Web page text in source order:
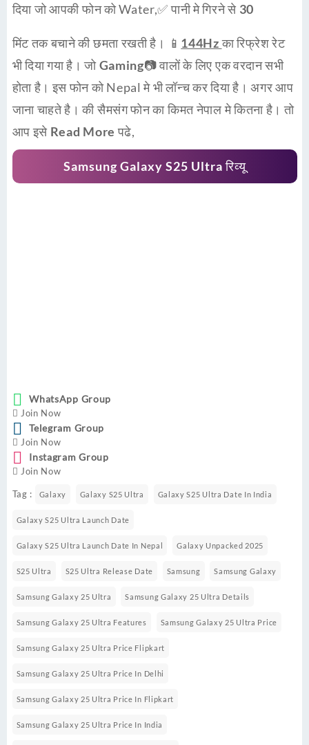
दिया जो आपकी फोन को Water,✅ पानी मे गिरने से 30
मिंट तक बचाने की छमता रखती है। 📱 144Hzका रिफ्रेश रेट
भी दिया गया है। जोGaming📷 वालों के लिए एक वरदान सभी
होता है। इस फोन को Nepal मे भी लॉन्च कर दिया है। अगर आप
जाना चाहते है। की सैमसंग फोन का किमत नेपाल मे कितना है। तो
आप इसे Read More पढे,
Samsung Galaxy S25 Ultra रिव्यू
WhatsApp Group
Join Now
Telegram Group
Join Now
Instagram Group
Join Now
Tag : Galaxy Galaxy S25 Ultra Galaxy S25 Ultra Date In India
Galaxy S25 Ultra Launch Date
Galaxy S25 Ultra Launch Date In Nepal Galaxy Unpacked 2025
S25 Ultra S25 Ultra Release Date Samsung Samsung Galaxy
Samsung Galaxy 25 Ultra Samsung Galaxy 25 Ultra Details
Samsung Galaxy 25 Ultra Features Samsung Galaxy 25 Ultra Price
Samsung Galaxy 25 Ultra Price Flipkart
Samsung Galaxy 25 Ultra Price In Delhi
Samsung Galaxy 25 Ultra Price In Flipkart
Samsung Galaxy 25 Ultra Price In India